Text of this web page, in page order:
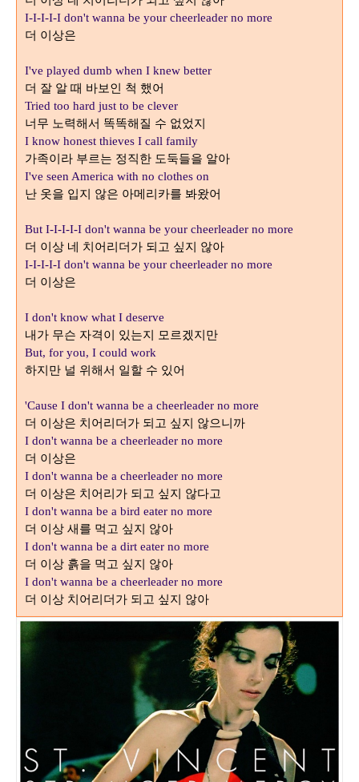
I-I-I-I-I don't wanna be your cheerleader no more
더 이상은
I've played dumb when I knew better
더 잘 알 때 바보인 척 했어
Tried too hard just to be clever
너무 노력해서 똑똑해질 수 없었지
I know honest thieves I call family
가족이라 부르는 정직한 도둑들을 알아
I've seen America with no clothes on
난 옷을 입지 않은 아메리카를 봐왔어
But I-I-I-I-I don't wanna be your cheerleader no more
더 이상 네 치어리더가 되고 싶지 않아
I-I-I-I-I don't wanna be your cheerleader no more
더 이상은
I don't know what I deserve
내가 무슨 자격이 있는지 모르겠지만
But, for you, I could work
하지만 널 위해서 일할 수 있어
'Cause I don't wanna be a cheerleader no more
더 이상은 치어리더가 되고 싶지 않으니까
I don't wanna be a cheerleader no more
더 이상은
I don't wanna be a cheerleader no more
더 이상은 치어리가 되고 싶지 않다고
I don't wanna be a bird eater no more
더 이상 새를 먹고 싶지 않아
I don't wanna be a dirt eater no more
더 이상 흙을 먹고 싶지 않아
I don't wanna be a cheerleader no more
더 이상 치어리더가 되고 싶지 않아